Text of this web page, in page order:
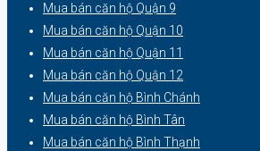
Mua bán căn hộ Quận 9
Mua bán căn hộ Quận 10
Mua bán căn hộ Quận 11
Mua bán căn hộ Quận 12
Mua bán căn hộ Bình Chánh
Mua bán căn hộ Bình Tân
Mua bán căn hộ Bình Thạnh